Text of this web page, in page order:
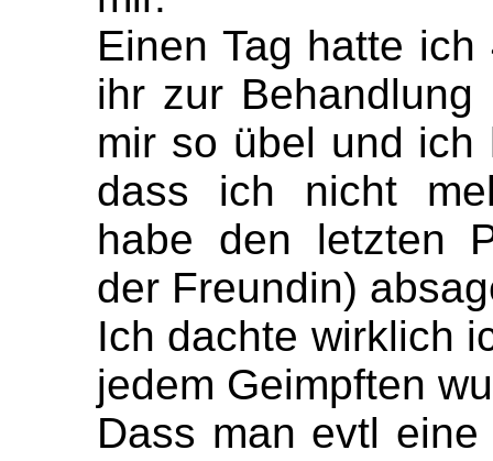
Einen Tag hatte
ihr zur
mir so übel und ich
dass ich nicht
habe den letzten
der Freundin)
Ich dachte wirklich
jedem Geimpften
Dass man evtl